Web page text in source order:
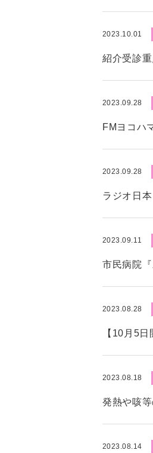
2023.10.01
紹介受診
2023.09.28
FMヨコハ
2023.09.28
ラジオ日
2023.09.11
市民病院
2023.08.28
【10月5
2023.08.18
発熱や咳
2023.08.14